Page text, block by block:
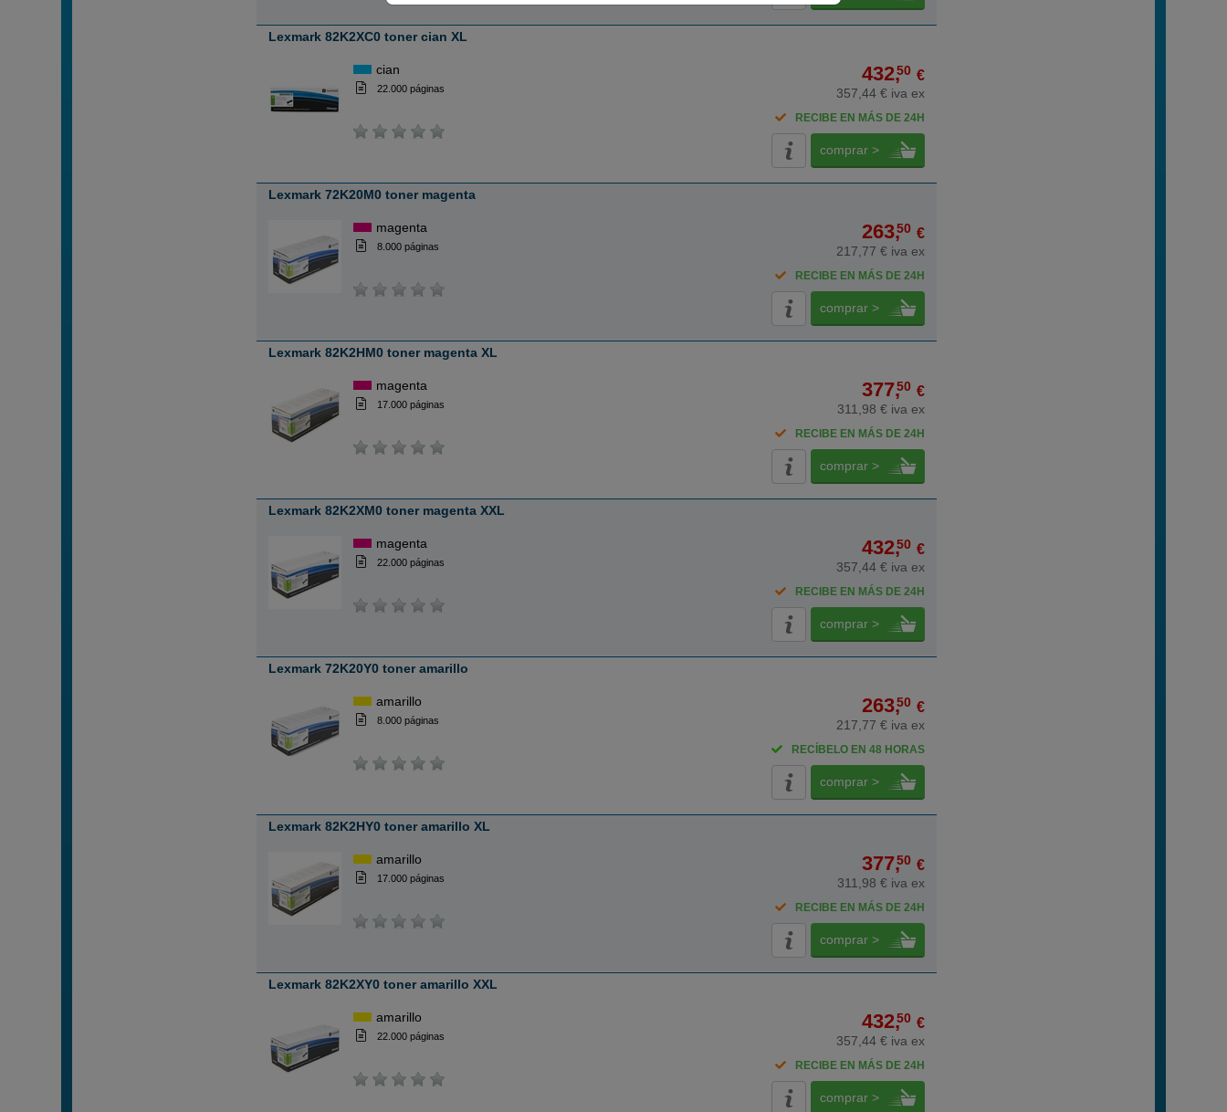
Lexmark 82K2XC0 toner cian XL
cian
22.000 páginas
432,50 €
357,44 € iva ex
RECIBE EN MÁS DE 24H
comprar >
Lexmark 72K20M0 toner magenta
magenta
8.000 páginas
263,50 €
217,77 € iva ex
RECIBE EN MÁS DE 24H
comprar >
Lexmark 82K2HM0 toner magenta XL
magenta
17.000 páginas
377,50 €
311,98 € iva ex
RECIBE EN MÁS DE 24H
comprar >
Lexmark 82K2XM0 toner magenta XXL
magenta
22.000 páginas
432,50 €
357,44 € iva ex
RECIBE EN MÁS DE 24H
comprar >
Lexmark 72K20Y0 toner amarillo
amarillo
8.000 páginas
263,50 €
217,77 € iva ex
RECÍBELO EN 48 HORAS
comprar >
Lexmark 82K2HY0 toner amarillo XL
amarillo
17.000 páginas
377,50 €
311,98 € iva ex
RECIBE EN MÁS DE 24H
comprar >
Lexmark 82K2XY0 toner amarillo XXL
amarillo
22.000 páginas
432,50 €
357,44 € iva ex
RECIBE EN MÁS DE 24H
comprar >